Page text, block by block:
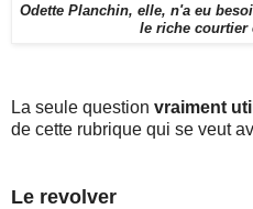
Odette Planchin, elle, n'a eu
le riche courtier
La seule question vraiment
de cette rubrique qui se veut
Le revolver